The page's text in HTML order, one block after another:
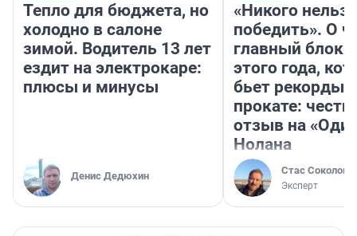
Тепло для бюджета, но
холодно в салоне
зимой. Водитель 13 лет
ездит на электрокаре:
плюсы и минусы
Денис Дедюхин
«Никого нельзя
победить». О
главный
этого года,
бьет рекорды в
прокате:
отзыв на
Нолана
Стас Соколов
Эксперт